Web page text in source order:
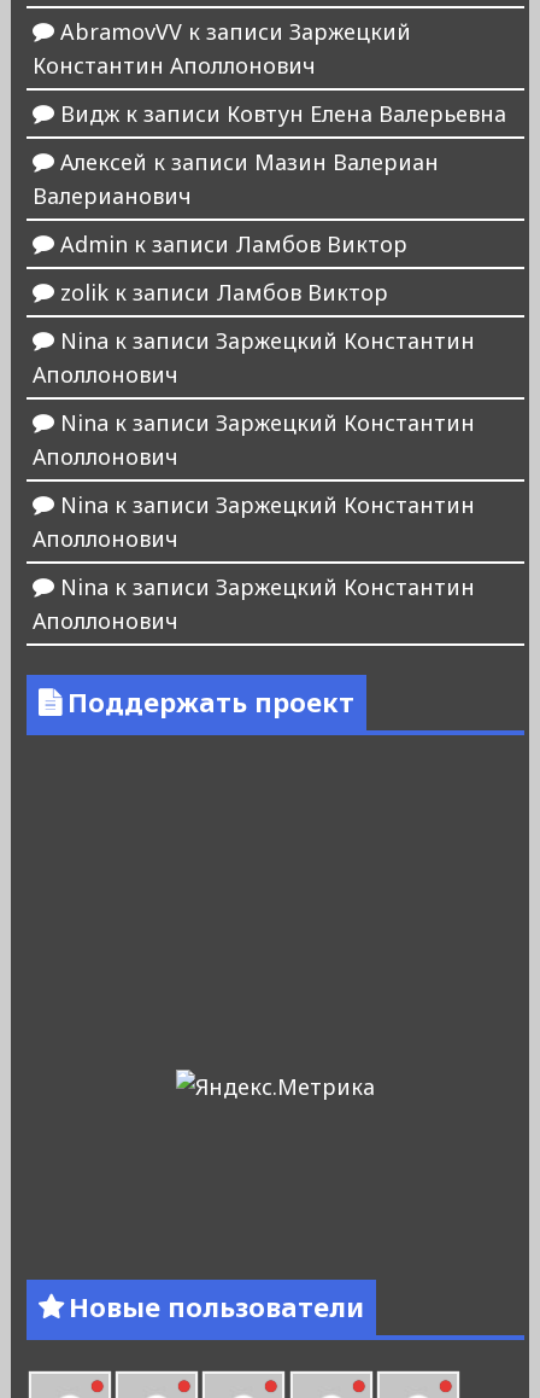
AbramovVVк записи Заржецкий
Константин Аполлонович
Виджк записи Ковтун Елена Валерьевна
Алексей к записи Мазин Валериан
Валерианович
Admin к записи Ламбов Виктор
zolikк записи Ламбов Виктор
Nina к записи Заржецкий Константин
Аполлонович
Nina к записи Заржецкий Константин
Аполлонович
Nina к записи Заржецкий Константин
Аполлонович
Nina к записи Заржецкий Константин
Аполлонович
Поддержать проект
Новые пользователи